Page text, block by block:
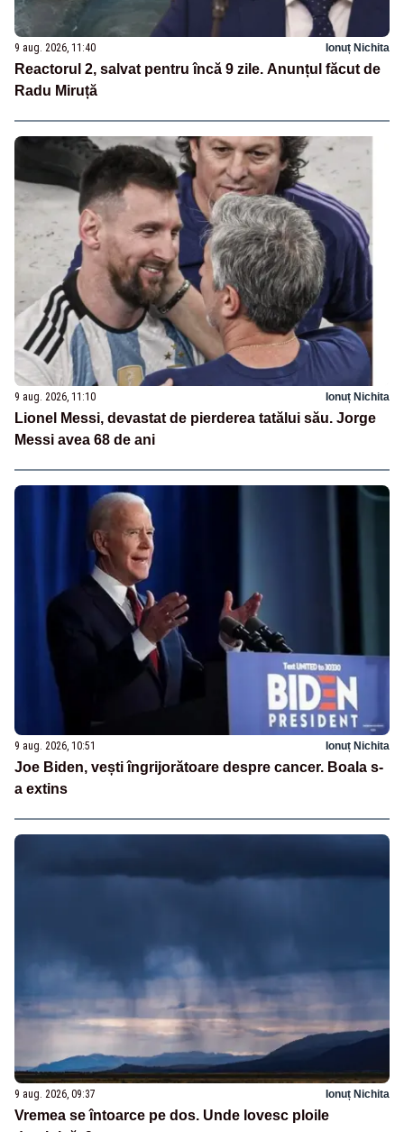
9 aug. 2026, 11:40 Ionuț Nichita
Reactorul 2, salvat pentru încă 9 zile. Anunțul făcut de
Radu Miruță
9 aug. 2026, 11:10 Ionuț Nichita
Lionel Messi, devastat de pierderea tatălui său. Jorge
Messi avea 68 de ani
9 aug. 2026, 10:51 Ionuț Nichita
Joe Biden, vești îngrijorătoare despre cancer. Boala s-
a extins
9 aug. 2026, 09:37 Ionuț Nichita
Vremea se întoarce pe dos. Unde lovesc ploile